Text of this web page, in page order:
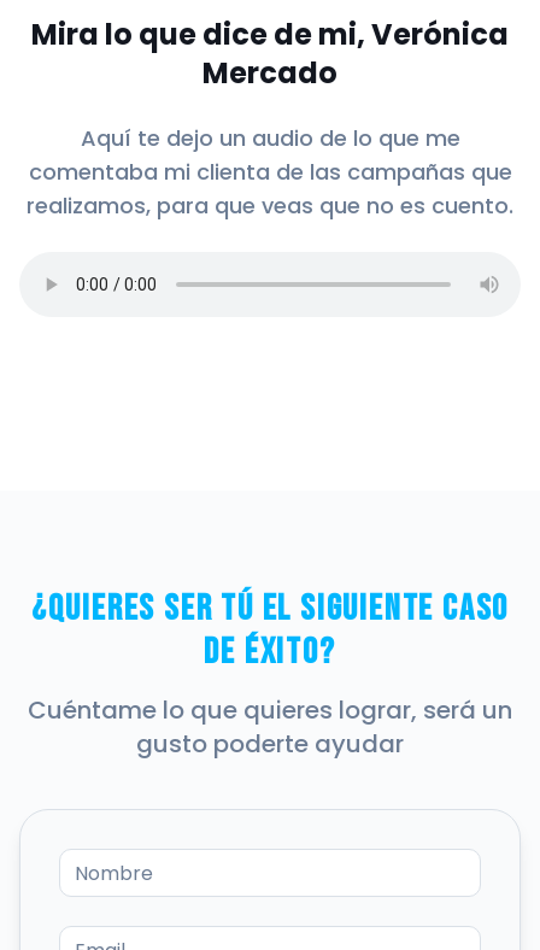
Mira lo que dice de mi, Verónica
Mercado
Aquí te dejo un audio de lo que me
comentaba mi clienta de las campañas que
realizamos, para que veas que no es cuento.
¿Quieres ser tú el siguiente caso
de éxito?
Cuéntame lo que quieres lograr, será un
gusto poderte ayudar